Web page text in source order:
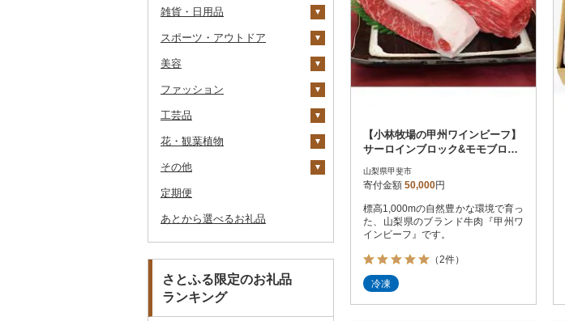
飛騨牛
近江牛
但馬牛
佐賀牛
長崎和牛
宮崎牛
その他牛肉（精肉）
はまぐり
その他貝
金目鯛
クエ
サバ
鯛
のどぐろ
ブリ
ほっけ
その他鮮魚
ひじき
その他海苔・海藻
その他干物
しらす・ちりめん
かまぼこ・練り製品
ミルキークィーン
ななつぼし
不知火・デコポン
せとか
まどんな
その他柑橘
柿（カキ）
ドライフルーツ
干し芋
その他果物
びわ
パイナップル
栗
にんにく・生姜
その他根菜
松茸
その他きのこ
山菜
かぼちゃ
レタス
シャンパン・スパーク
甘酒
ノンアルコール
その他酒
知覧茶
八女茶
炭酸飲料
豆乳
カステラ
アイス・ジェラート
その他洋菓子
煎餅・おかき
羊羹
饅頭
大福
その他和菓子
そうめん
その他麺
その他惣菜
魚
その他鍋
レトルト
スープ
豆腐・納豆
豆腐
漬物
キムチ
その他漬物
缶詰・瓶詰
肉
魚
ジャム
その他缶詰・瓶詰
乾物
燻製（スモーク）
おせち
その他加工品
味噌
酢
だし
食用油
オリーブオイル
ごま油
はちみつ
ドレッシング
その他調味料
ケチャップ
こしょう
その他調味料
照明器具
パソコン・周辺機器
TV・オーディオ・カメラ
美容・健康家電
カー用品
時計
その他家電
JTBふるさと旅行クー
その他旅行券
宿泊券
PayPay商品券
食事券
温泉・サウナ・スパ利用
券
GDOふるさとゴルフ
プレークーポン
その他のゴルフプレー
花火大会チケット
カタログギフト
雑貨・日用品
家具・インテリア
机・テーブル
その他家具・インテリ
寝具
布団
毛布
タオルケット
タオル
その他タオル
文房具・印鑑
ボールペン
ノート・ファイル
その他文房具
食器
グラス・カップ
箸
スプーン・フォーク・
ナイフ
皿・椀
キッチン用品
フライパン
鍋
まな板
土鍋
日用品
洗剤
トイレットペーパー
ティッシュ
その他日用品
楽器・器材
本・CD・DVD
おもちゃ・ぬいぐるみ
ご当地キャラクター
スポーツ・アウトドア
ゴルフ
ゴルフボール
ゴルフウェア
その他ゴルフ
釣り
サイクリング
アウトドア・キャンプ
その他スポーツ
その他スポーツ
美容
スキンケア
洗顔
その他スキンケア
シャンプー・リンス
石鹸・ボディーソープ
入浴剤
アロマ
プロテイン
その他美容
ファッション
鞄・バッグ
トートバッグ・ショル
ツケース
その他鞄・バッグ
洋服
女性・レディース
子供・ベビー
その他洋服
和服
靴・履物
靴・シューズ
スリッパ・下駄・草履
その他靴・履物
アクセサリー
ペンダント・ネックレ
ス
ピアス・イヤリング
その他服飾小物
ショール・ストール
工芸品
織物
本場奄美大島紬
陶器・漆器
唐津焼
備前焼
美濃焼
村上木彫堆朱
その他装飾品・工芸品
数珠
工芸品
播州そろばん
美濃和紙
花・観葉植物
観葉植物・苗木
花
胡蝶蘭
造花・プリザーブドフ
ラワー
その他花
盆栽・その他
その他
地域サービス
その他
定期便
あとから選べるお礼品
さとふる限定のお礼品
ランキング
【小林牧場の甲州ワインビーフ】
サーロインブロック&モモブロッ
山梨県甲斐市
寄付金額 50,000円
標高1,000mの自然豊かな環境で育っ
た、山梨県のブランド牛肉『甲州ワ
インビーフ』です。
（2件）
冷凍